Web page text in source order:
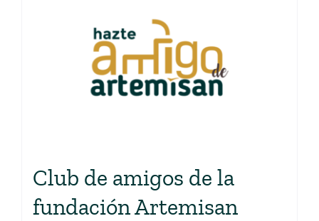
Club de amigos de la
fundación Artemisan